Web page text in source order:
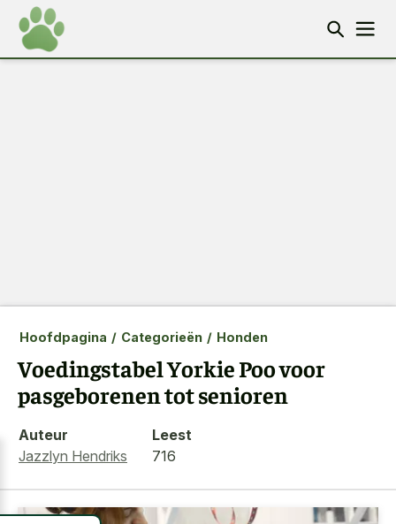
Hoofdpagina / Categorieën / Honden
Voedingstabel Yorkie Poo voor
pasgeborenen tot senioren
Auteur
Jazzlyn Hendriks
Leest
716